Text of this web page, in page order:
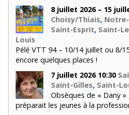
8 juillet 2026 – 15
Choisy/Thiais,
Saint-Esprit, Saint-
Louis
Pélé VTT 94 – 10/14 juillet ou 8/
encore quelques places !
7 juillet 2026 10:30
Saint-Gilles, Saint-
Obsèques de « Dany
préparait les jeunes à la